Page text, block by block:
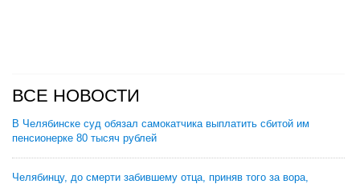
ВСЕ НОВОСТИ
В Челябинске суд обязал самокатчика выплатить сбитой им
пенсионерке 80 тысяч рублей
Челябинцу, до смерти забившему отца, приняв того за вора,